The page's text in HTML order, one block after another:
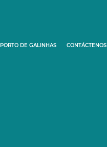
PORTO DE GALINHAS CONTÁCTENOS